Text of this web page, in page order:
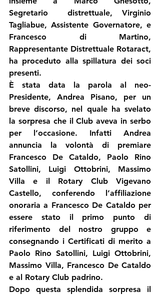
Segretario  distrettuale, Virginio
Tagliabue, Assistente Governatore, e
Francesco di Martino,
Rappresentante Distrettuale Rotaract,
ha proceduto alla spillatura dei soci
presenti.
È stata data la parola al neo-
Presidente, Andrea Pisano, per un
breve discorso, nel quale ha svelato
la sorpresa che il Club aveva in serbo
per l’occasione. Infatti Andrea
annuncia la volontà di premiare
Francesco De Cataldo, Paolo Rino
Satollini, Luigi Ottobrini, Massimo
Villa e il Rotary Club Vigevano
Castello, conferendo l’affiliazione
onoraria a Francesco De Cataldo per
essere stato il primo punto di
riferimento del nostro gruppo e
consegnando i Certificati di merito a
Paolo Rino Satollini, Luigi Ottobrini,
Massimo Villa, Francesco De Cataldo
e al Rotary Club padrino.
Dopo questa splendida sorpresa il